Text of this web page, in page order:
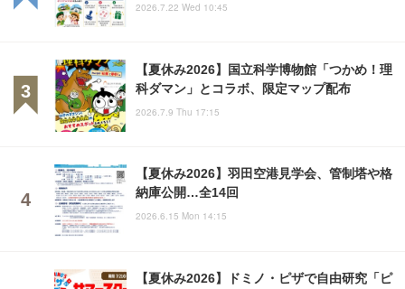
2026.7.22 Wed 10:45
【夏休み2026】国立科学博物館「つかめ！理
科ダマン」とコラボ、限定マップ配布
2026.7.9 Thu 17:15
【夏休み2026】羽田空港見学会、管制塔や格
納庫公開…全14回
2026.6.15 Mon 14:15
【夏休み2026】ドミノ・ピザで自由研究「ピ